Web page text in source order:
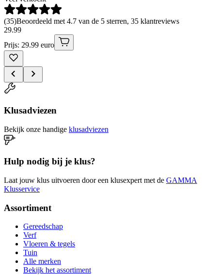
(35)Beoordeeld met 4.7 van de 5 sterren, 35 klantreviews
29.99
Prijs: 29.99 euro
Klusadviezen
Bekijk onze handige klusadviezen
Hulp nodig bij je klus?
Laat jouw klus uitvoeren door een klusexpert met de GAMMA
Klusservice
Assortiment
Gereedschap
Verf
Vloeren & tegels
Tuin
Alle merken
Bekijk het assortiment